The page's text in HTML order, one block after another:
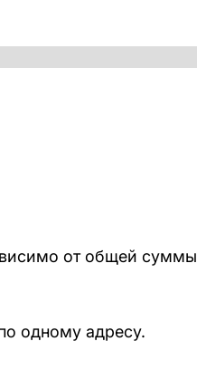
от общей суммы
одному адресу.